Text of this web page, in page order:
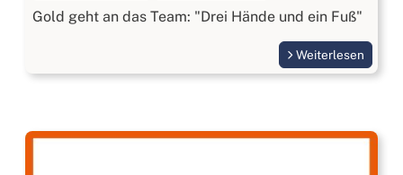
Gold geht an das Team: "Drei Hände und ein Fuß"
Weiterlesen